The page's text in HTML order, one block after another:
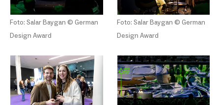
Foto: Salar Baygan © German
Design Award
Foto: Salar Baygan © German
Design Award